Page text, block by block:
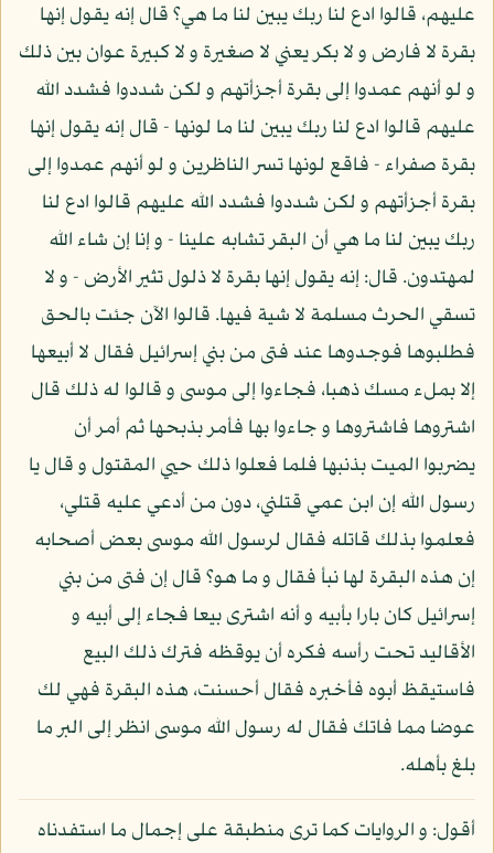
عليهم، قالوا ادع لنا ربك يبين لنا ما هي؟ قال إنه يقول إنها
بقرة لا فارض و لا بكر يعني لا صغيرة و لا كبيرة عوان بين ذلك
و لو أنهم عمدوا إلى بقرة أجزأتهم و لكن شددوا فشدد الله
عليهم قالوا ادع لنا ربك يبين لنا ما لونها - قال إنه يقول إنها
بقرة صفراء - فاقع لونها تسر الناظرين و لو أنهم عمدوا إلى
بقرة أجزأتهم و لكن شددوا فشدد الله عليهم قالوا ادع لنا
ربك يبين لنا ما هي أن البقر تشابه علينا - و إنا إن شاء الله
لمهتدون. قال: إنه يقول إنها بقرة لا ذلول تثير الأرض - و لا
تسقي الحرث مسلمة لا شية فيها. قالوا الآن جئت بالحق
فطلبوها فوجدوها عند فتى من بني إسرائيل فقال لا أبيعها
إلا بملء مسك ذهبا، فجاءوا إلى موسى و قالوا له ذلك قال
اشتروها فاشتروها و جاءوا بها فأمر بذبحها ثم أمر أن
يضربوا الميت بذنبها فلما فعلوا ذلك حيي المقتول و قال يا
رسول الله إن ابن عمي قتلني، دون من أدعي عليه قتلي،
فعلموا بذلك قاتله فقال لرسول الله موسى بعض أصحابه
إن هذه البقرة لها نبأ فقال و ما هو؟ قال إن فتى من بني
إسرائيل كان بارا بأبيه و أنه اشترى بيعا فجاء إلى أبيه و
الأقاليد تحت رأسه فكره أن يوقظه فترك ذلك البيع
فاستيقظ أبوه فأخبره فقال أحسنت، هذه البقرة فهي لك
عوضا مما فاتك فقال له رسول الله موسى انظر إلى البر ما
بلغ بأهله.
أقول: و الروايات كما ترى منطبقة على إجمال ما استفدناه